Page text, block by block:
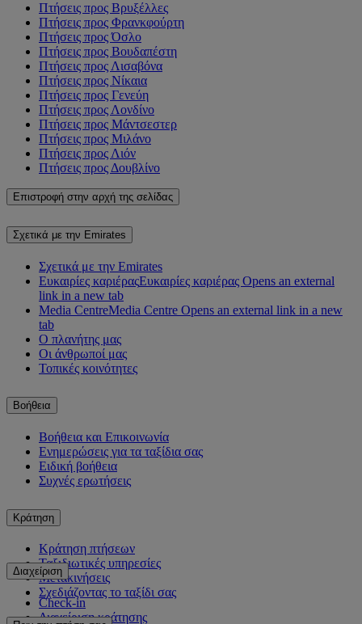
Πτήσεις προς Βρυξέλλες
Πτήσεις προς Φρανκφούρτη
Πτήσεις προς Όσλο
Πτήσεις προς Βουδαπέστη
Πτήσεις προς Λισαβόνα
Πτήσεις προς Νίκαια
Πτήσεις προς Γενεύη
Πτήσεις προς Λονδίνο
Πτήσεις προς Μάντσεστερ
Πτήσεις προς Μιλάνο
Πτήσεις προς Λιόν
Πτήσεις προς Δουβλίνο
Επιστροφή στην αρχή της σελίδας
Σχετικά με την Emirates
Σχετικά με την Emirates
Ευκαιρίες καριέραςΕυκαιρίες καριέρας Opens an external
link in a new tab
Media CentreMedia Centre Opens an external link in a new
tab
Ο πλανήτης μας
Οι άνθρωποί μας
Τοπικές κοινότητες
Βοήθεια
Βοήθεια και Επικοινωνία
Ενημερώσεις για τα ταξίδια σας
Ειδική βοήθεια
Συχνές ερωτήσεις
Κράτηση
Κράτηση πτήσεων
Ταξιδιωτικές υπηρεσίες
Μετακινήσεις
Σχεδιάζοντας το ταξίδι σας
Διαχείριση
Check-in
Διαχείριση κράτησης